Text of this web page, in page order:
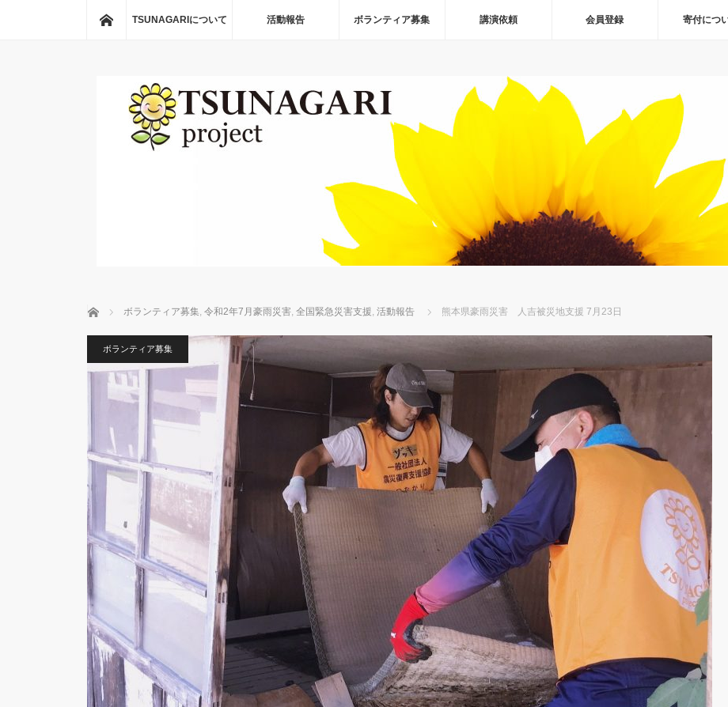
ホーム
TSUNAGARIについて 活動報告 ボランティア募集 講演依頼 会員登録 寄付につ
ホーム ボランティア募集, 令和2年7月豪雨災害, 全国緊急災害支援, 活動報告 熊本県豪雨災害 人吉被災地支援 7月23日
ボランティア募集